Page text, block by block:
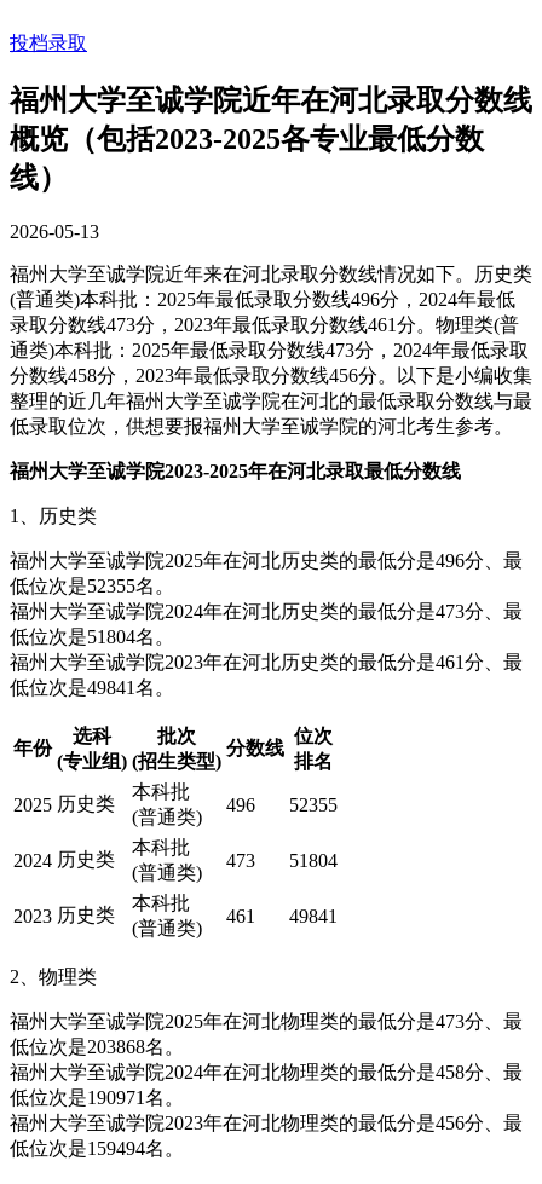
投档录取
福州大学至诚学院近年在河北录取分数线
概览（包括2023-2025各专业最低分数
线）
2026-05-13
福州大学至诚学院近年来在河北录取分数线情况如下。历史类
(普通类)本科批：2025年最低录取分数线496分，2024年最低
录取分数线473分，2023年最低录取分数线461分。物理类(普
通类)本科批：2025年最低录取分数线473分，2024年最低录取
分数线458分，2023年最低录取分数线456分。以下是小编收集
整理的近几年福州大学至诚学院在河北的最低录取分数线与最
低录取位次，供想要报福州大学至诚学院的河北考生参考。
福州大学至诚学院2023-2025年在河北录取最低分数线
1、历史类
福州大学至诚学院2025年在河北历史类的最低分是496分、最
低位次是52355名。
福州大学至诚学院2024年在河北历史类的最低分是473分、最
低位次是51804名。
福州大学至诚学院2023年在河北历史类的最低分是461分、最
低位次是49841名。
年份
选科
(专业组)
批次
(招生类型)
分数线
位次
排名
2025 历史类
本科批
(普通类)
496 52355
2024 历史类
本科批
(普通类)
473 51804
2023 历史类
本科批
(普通类)
461 49841
2、物理类
福州大学至诚学院2025年在河北物理类的最低分是473分、最
低位次是203868名。
福州大学至诚学院2024年在河北物理类的最低分是458分、最
低位次是190971名。
福州大学至诚学院2023年在河北物理类的最低分是456分、最
低位次是159494名。